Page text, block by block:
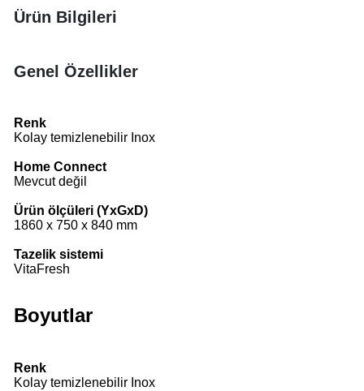
Ürün Bilgileri
Genel Özellikler
Renk
Kolay temizlenebilir Inox
Home Connect
Mevcut değil
Ürün ölçüleri (YxGxD)
1860 x 750 x 840 mm
Tazelik sistemi
VitaFresh
Boyutlar
Renk
Kolay temizlenebilir Inox